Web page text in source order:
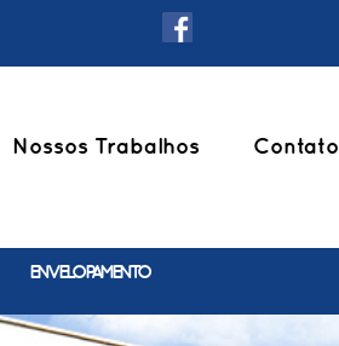
Nossos Trabalhos Contato
ENVELOPAMENTO